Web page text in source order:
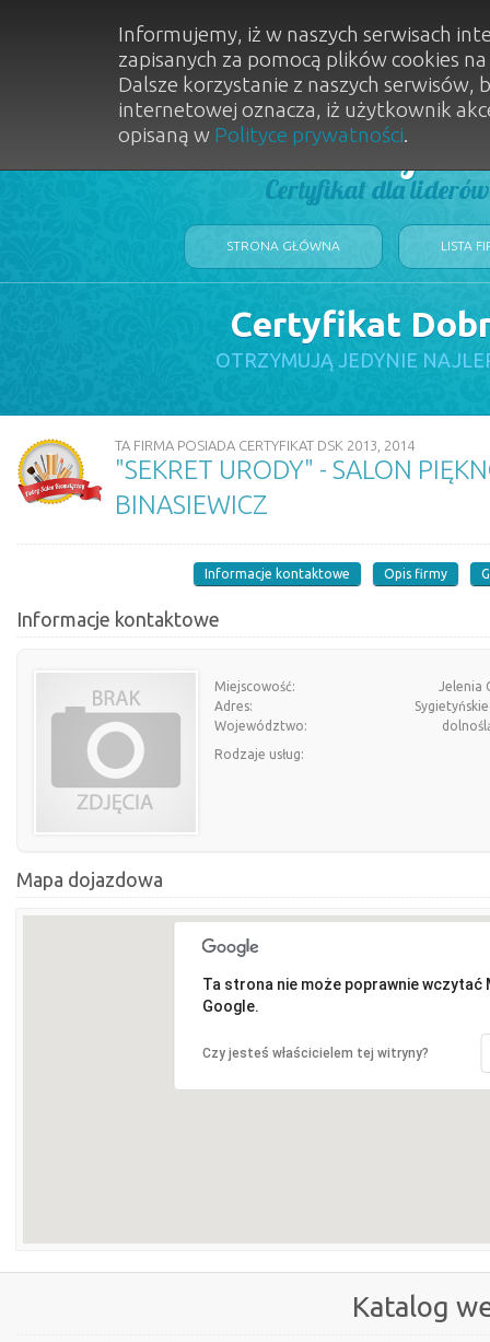
Dobry
Certyfikat dla
STRONA GŁÓWNA LISTA
Certyfikat
OTRZYMUJĄ JEDYNIE
TA FIRMA POSIADA CERTYFIKAT DSK 2013, 2014
"SEKRET URODY" - SALON
BINASIEWICZ
Informacje kontaktowe Opis firmy
Informacje kontaktowe
Miejscowość:
Jelenia
Adres:
Województwo:
Rodzaje usług:
Mapa dojazdowa
Ta strona nie może poprawnie wczytać
Google.
Czy jesteś właścicielem tej witryny?
Katalog
Informujemy, iż w naszych serwisach
zapisanych za pomocą plików cookies
Dalsze korzystanie z naszych
internetowej oznacza, iż użytkownik
opisaną w Polityce prywatności.